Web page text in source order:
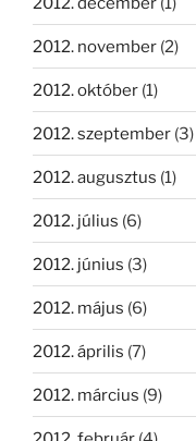
2012. november (2)
2012. október (1)
2012. szeptember (3)
2012. augusztus (1)
2012. július (6)
2012. június (3)
2012. május (6)
2012. április (7)
2012. március (9)